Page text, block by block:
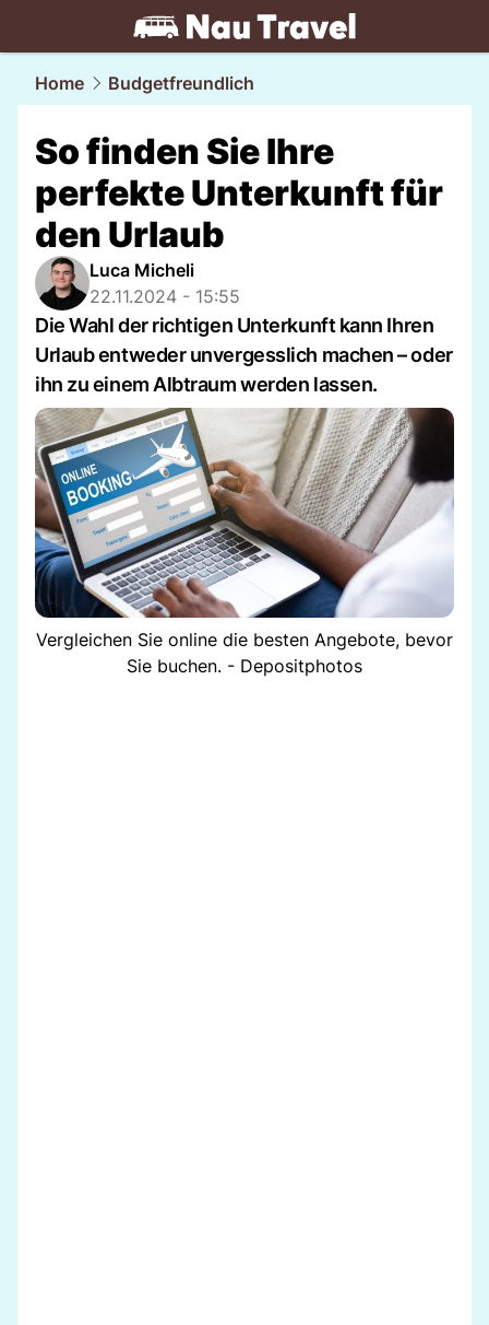
travel.NAU.ch
Home Budgetfreundlich
So finden Sie Ihre
perfekte Unterkunft für
den Urlaub
Luca Micheli
22.11.2024 - 15:55
Die Wahl der richtigen Unterkunft kann Ihren
Urlaub entweder unvergesslich machen – oder
ihn zu einem Albtraum werden lassen.
Vergleichen Sie online die besten Angebote, bevor
Sie buchen. - Depositphotos